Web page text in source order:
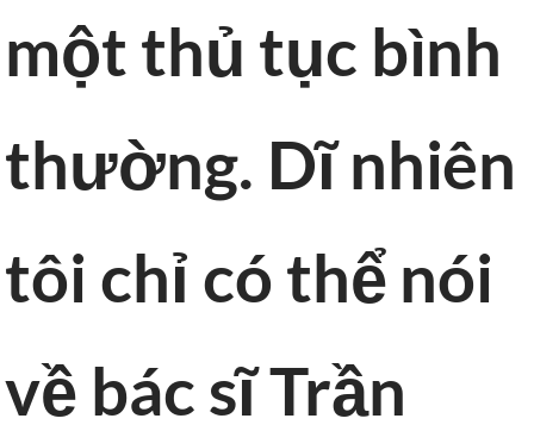
một thủ tục bình
thường. Dĩ nhiên
tôi chỉ có thể nói
về bác sĩ Trần